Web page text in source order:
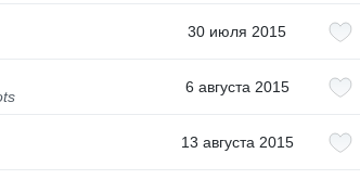
30 июля 2015
6 августа 2015
13 августа 2015